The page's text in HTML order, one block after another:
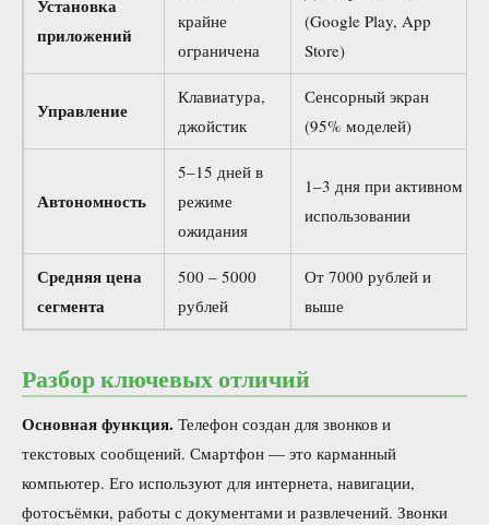
Установка
приложений
крайне
ограничена
(Google Play, App
Store)
Управление
Клавиатура,
джойстик
Сенсорный экран
(95% моделей)
Автономность
5–15 дней в
режиме
ожидания
1–3 дня при активном
использовании
Средняя цена
сегмента
500 – 5000
рублей
От 7000 рублей и
выше
Разбор ключевых отличий
Основная функция. Телефон создан для звонков и
текстовых сообщений. Смартфон — это карманный
компьютер. Его используют для интернета, навигации,
фотосъёмки, работы с документами и развлечений. Звонки